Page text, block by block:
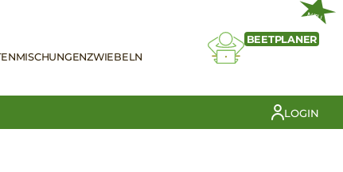
MISCHUNGENZWIEBELN
NEU
BEETPLANER
LOGIN